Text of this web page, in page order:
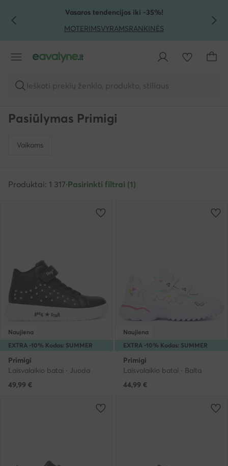
PEREITI PRIE PAGRINDINIO TURINIO
PEREITI Į PAIEŠKĄVasaros tendencijos iki -35%!
MOTERIMSVYRAMSRANKINĖS
Ieškoti prekių ženklo, produkto, stiliaus
Pasiūlymas Primigi
Vaikams
Produktai: 1 317·Pasirinkti filtrai (1)
EXTRA -10% Kodas: SUMMER
Naujiena
Primigi
Laisvalaikio batai · Juoda
49,99 €
EXTRA -10% Kodas: SUMMER
Naujiena
Primigi
Laisvalaikio batai · Balta
44,99 €